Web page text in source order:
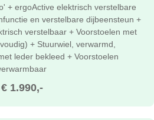
€ 1.990,-
+ ergoActive elektrisch verstelbare
en verstelbare dijbeensteun +
verstelbaar + Voorstoelen met
+ Stuurwiel, verwarmd,
leder bekleed + Voorstoelen